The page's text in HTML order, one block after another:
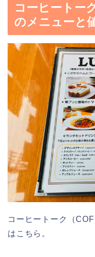
コーヒートー
のメニューと
コーヒートーク（
はこちら。